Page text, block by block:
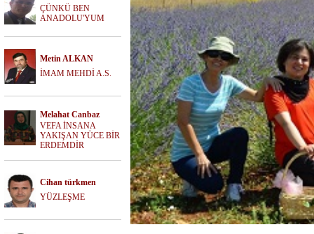
ÇÜNKÜ BEN
ANADOLU'YUM
Metin ALKAN
İMAM MEHDİ A.S.
Melahat Canbaz
VEFA İNSANA
YAKIŞAN YÜCE BİR
ERDEMDİR
Cihan türkmen
YÜZLEŞME